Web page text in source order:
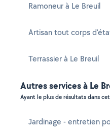
Ramoneur à Le Breuil
Artisan tout corps
Terrassier à Le Breuil
Autres services à Le
Ayant le plus de résultats dans
Jardinage - entretien